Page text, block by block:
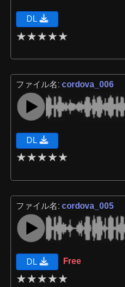
DL
★★★★★
ファイル名:cordova_006
DL
★★★★★
ファイル名:cordova_005
DL Free
★★★★★